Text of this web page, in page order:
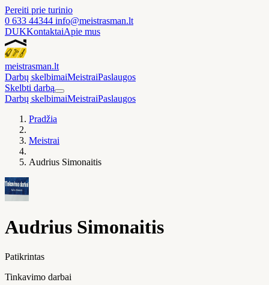
Pereiti prie turinio
0 633 44344 info@meistrasman.lt
DUKKontaktaiApie mus
meistrasman.lt
Darbų skelbimaiMeistraiPaslaugos
Skelbti darbą
Darbų skelbimaiMeistraiPaslaugos
Pradžia
Meistrai
Audrius Simonaitis
Audrius Simonaitis
Patikrintas
Tinkavimo darbai